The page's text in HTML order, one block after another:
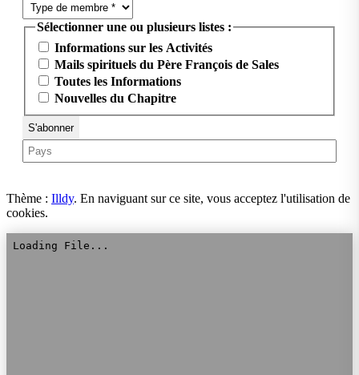
Sélectionner une ou plusieurs listes :
Informations sur les Activités
Mails spirituels du Père François de Sales
Toutes les Informations
Nouvelles du Chapitre
Thème : Illdy. En naviguant sur ce site, vous acceptez l'utilisation de
cookies.